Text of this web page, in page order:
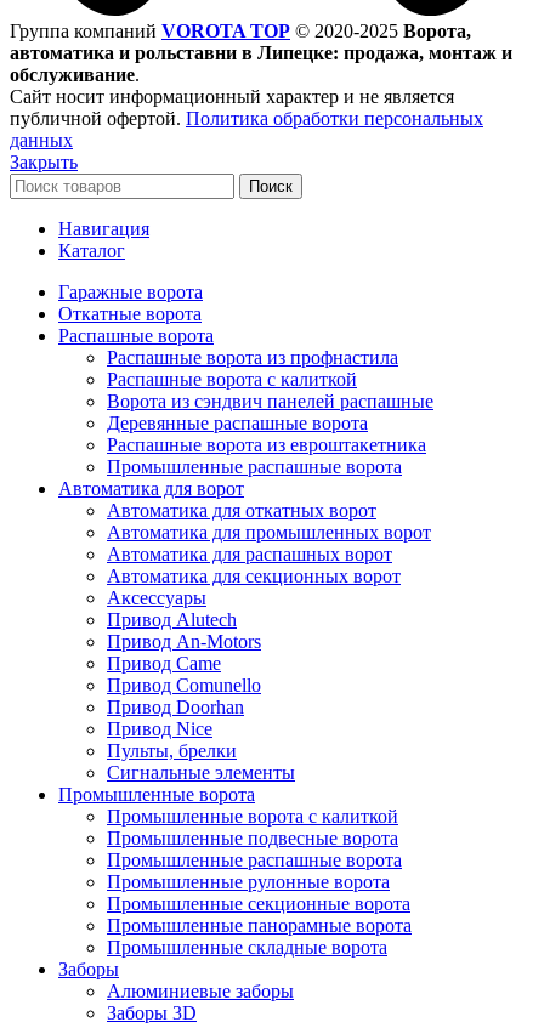
Группа компаний VOROTA TOP © 2020-2025 Ворота,
автоматика и рольставни в Липецке: продажа, монтаж и
обслуживание.
Сайт носит информационный характер и не является
публичной офертой. Политика обработки персональных
данных
Закрыть
Поиск
Навигация
Каталог
Гаражные ворота
Откатные ворота
Распашные ворота
Распашные ворота из профнастила
Распашные ворота с калиткой
Ворота из сэндвич панелей распашные
Деревянные распашные ворота
Распашные ворота из евроштакетника
Промышленные распашные ворота
Автоматика для ворот
Автоматика для откатных ворот
Автоматика для промышленных ворот
Автоматика для распашных ворот
Автоматика для секционных ворот
Аксессуары
Привод Alutech
Привод An-Motors
Привод Came
Привод Comunello
Привод Doorhan
Привод Nice
Пульты, брелки
Сигнальные элементы
Промышленные ворота
Промышленные ворота с калиткой
Промышленные подвесные ворота
Промышленные распашные ворота
Промышленные рулонные ворота
Промышленные секционные ворота
Промышленные панорамные ворота
Промышленные складные ворота
Заборы
Алюминиевые заборы
Заборы 3D